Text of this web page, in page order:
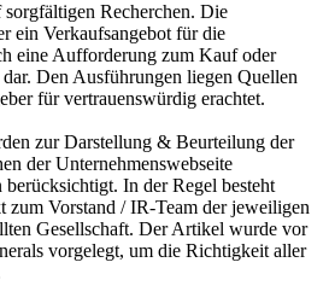
Recherchen. Die
ein Verkaufsangebot für die
eine Aufforderung zum Kauf oder
Den Ausführungen liegen Quellen
für vertrauenswürdig erachtet.
zur Darstellung & Beurteilung der
der Unternehmenswebseite
In der Regel besteht
zum Vorstand / IR-Team der jeweiligen
Gesellschaft. Der Artikel wurde vor
vorgelegt, um die Richtigkeit aller